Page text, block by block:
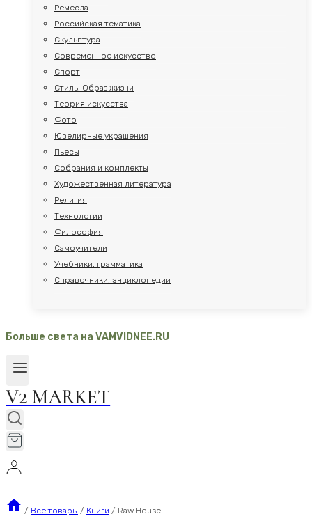
Ремесла
Российская тематика
Скульптура
Современное искусство
Спорт
Стиль, Образ жизни
Теория искусства
Фото
Ювелирные украшения
Пьесы
Собрания и комплекты
Художественная литература
Религия
Технологии
Философия
Самоучители
Учебники, грамматика
Справочники, энциклопедии
Больше света на VAMVIDNEE.RU
V2 MARKET
/ Все товары / Книги / Raw House